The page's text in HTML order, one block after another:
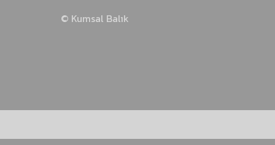
© Kumsal Balık
İstavrit Takımları